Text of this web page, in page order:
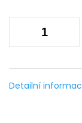
Detailní